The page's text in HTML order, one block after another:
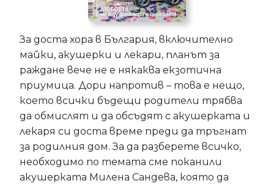
За доста хора в България, включително
майки, акушерки и лекари, планът за
раждане вече не е някаква екзотична
приумица. Дори напротив – това е нещо,
което всички бъдещи родители трябва
да обмислят и да обсъдят с акушерката и
лекаря си доста време преди да тръгнат
за родилния дом. За да разберете всичко,
необходимо по темата сме поканили
акушерката Милена Сандева, която да